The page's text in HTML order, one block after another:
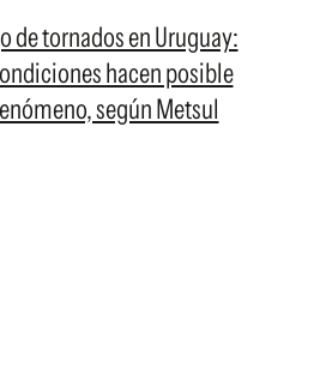
de tornados en Uruguay:
hacen posible
según Metsul